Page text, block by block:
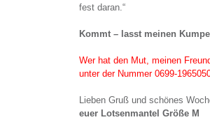
fest daran.“
Kommt – lasst meinen
Wer hat den Mut, meinen
unter der Nummer 0699-
Lieben Gruß und schönes
euer Lotsenmantel Größe M